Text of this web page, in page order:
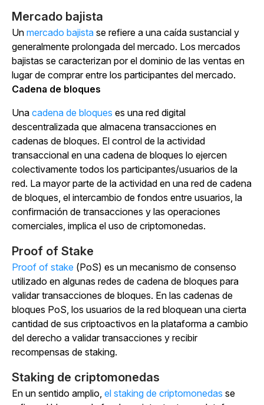
Mercado bajista
Un mercado bajista se refiere a una caída sustancial y
generalmente prolongada del mercado. Los mercados
bajistas se caracterizan por el dominio de las ventas en
lugar de comprar entre los participantes del mercado.
Cadena de bloques
Una cadena de bloques es una red digital
descentralizada que almacena transacciones en
cadenas de bloques. El control de la actividad
transaccional en una cadena de bloques lo ejercen
colectivamente todos los participantes/usuarios de la
red. La mayor parte de la actividad en una red de cadena
de bloques, el intercambio de fondos entre usuarios, la
confirmación de transacciones y las operaciones
comerciales, implica el uso de criptomonedas.
Proof of Stake
Proof of stake (PoS) es un mecanismo de consenso
utilizado en algunas redes de cadena de bloques para
validar transacciones de bloques. En las cadenas de
bloques PoS, los usuarios de la red bloquean una cierta
cantidad de sus criptoactivos en la plataforma a cambio
del derecho a validar transacciones y recibir
recompensas de staking.
Staking de criptomonedas
En un sentido amplio, el staking de criptomonedas se